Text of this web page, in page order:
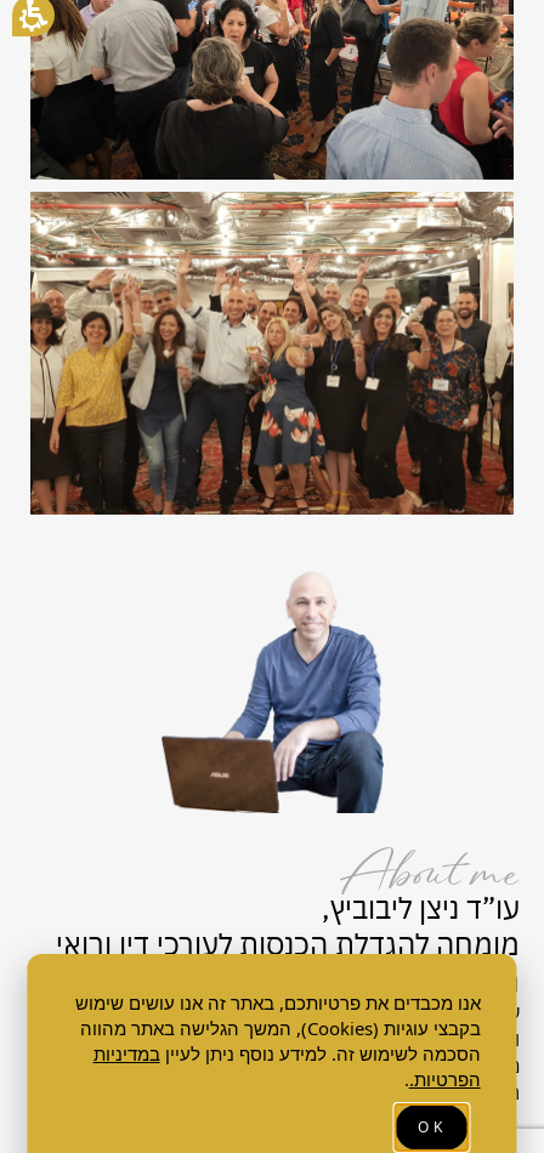
About me
עו”ד ניצן ליבוביץ,
מומחה להגדלת הכנסות לעורכי דין ורואי
חשבון.
עורך דין משנת 1997
, הייתי שותף במשרד עורכי דין מהגדולים
והמצליחים בארץ. מאמן עסקי מוסמך מ- 2006 ומשנת 2011
מנטור עסקי ואישי, לעורכי דין ולרואי חשבון שרוצים להנהיג את
המשרד שלהם ואת חייהם להצלחה, ולתוצאות יוצאות דופן.
אנו מכבדים את פרטיותכם, באתר זה אנו עושים שימוש
בקבצי עוגיות (Cookies), המשך הגלישה באתר מהווה
הסכמה לשימוש זה. למידע נוסף ניתן לעייןבמדיניות
הפרטיות..
OK